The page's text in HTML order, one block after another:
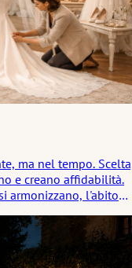
ma nel tempo.
e creano affidabilità.
armonizzano, l'abito